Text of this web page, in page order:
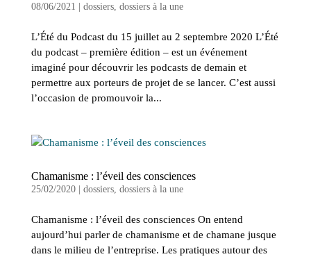
08/06/2021 dossiers, dossiers à la une
L’Été du Podcast du 15 juillet au 2 septembre 2020 L’Été
du podcast – première édition – est un événement
imaginé pour découvrir les podcasts de demain et
permettre aux porteurs de projet de se lancer. C’est aussi
l’occasion de promouvoir la...
Chamanisme : l’éveil des consciences
25/02/2020| dossiers, dossiers à la une
Chamanisme : l’éveil des consciences On entend
aujourd’hui parler de chamanisme et de chamane jusque
dans le milieu de l’entreprise. Les pratiques autour des